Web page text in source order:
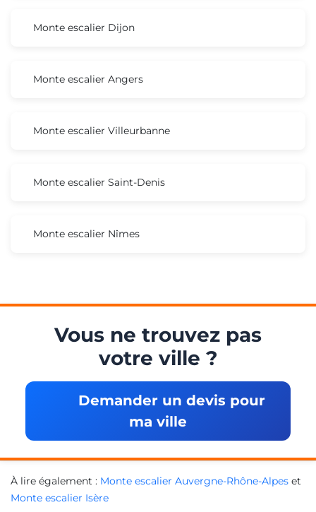
Monte escalier Dijon
Monte escalier Angers
Monte escalier Villeurbanne
Monte escalier Saint-Denis
Monte escalier Nîmes
Vous ne trouvez pas
votre ville ?
Demander un devis pour
ma ville
À lire également : Monte escalier Auvergne-Rhône-Alpes et
Monte escalier Isère